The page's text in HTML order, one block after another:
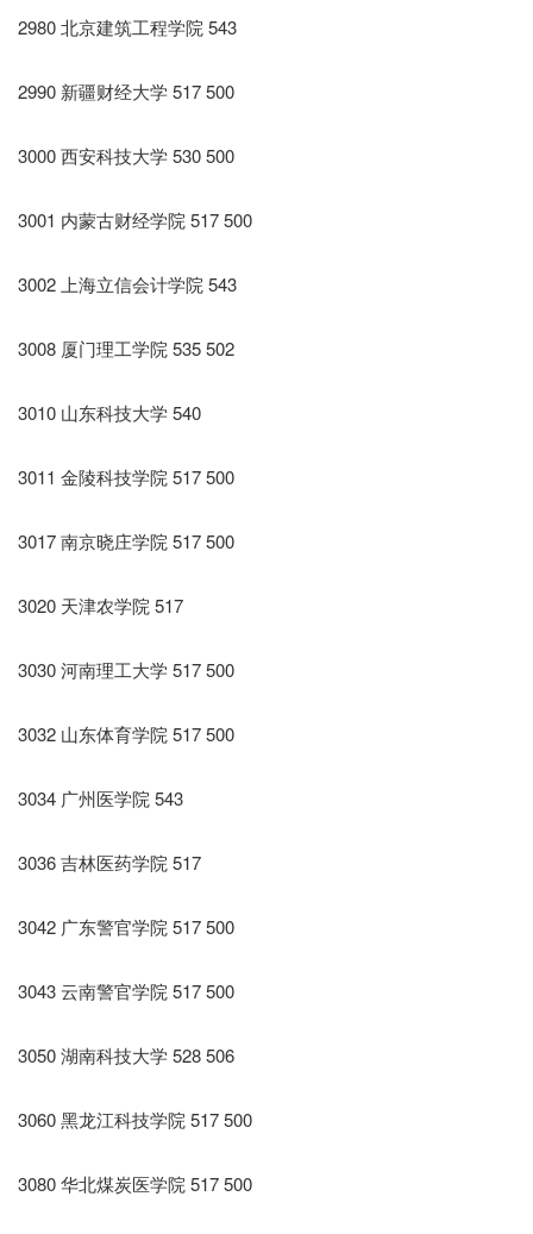
2980 北京建筑工程学院 543
2990 新疆财经大学 517 500
3000 西安科技大学 530 500
3001 内蒙古财经学院 517 500
3002 上海立信会计学院 543
3008 厦门理工学院 535 502
3010 山东科技大学 540
3011 金陵科技学院 517 500
3017 南京晓庄学院 517 500
3020 天津农学院 517
3030 河南理工大学 517 500
3032 山东体育学院 517 500
3034 广州医学院 543
3036 吉林医药学院 517
3042 广东警官学院 517 500
3043 云南警官学院 517 500
3050 湖南科技大学 528 506
3060 黑龙江科技学院 517 500
3080 华北煤炭医学院 517 500